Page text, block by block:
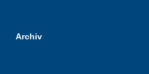
Archiv